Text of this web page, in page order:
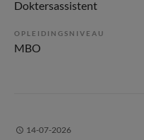
Doktersassistent
OPLEIDINGSNIVEAU
MBO
14-07-2026